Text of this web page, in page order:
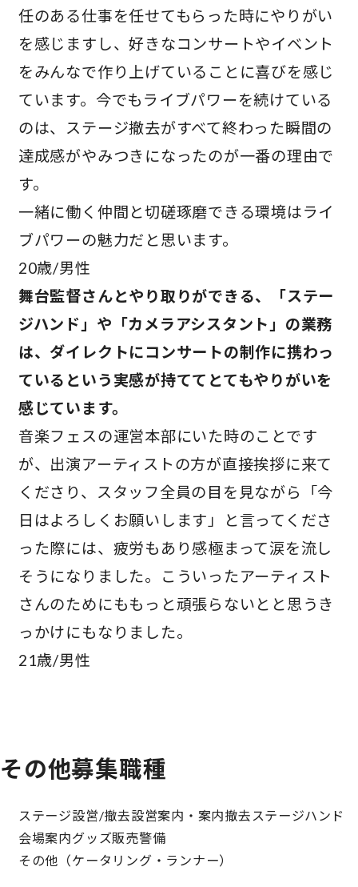
任のある仕事を任せてもらった時にやりがい
を感じますし、好きなコンサートやイベント
をみんなで作り上げていることに喜びを感じ
ています。今でもライブパワーを続けている
のは、ステージ撤去がすべて終わった瞬間の
達成感がやみつきになったのが一番の理由で
す。
一緒に働く仲間と切磋琢磨できる環境はライ
ブパワーの魅力だと思います。
20歳/男性
舞台監督さんとやり取りができる、「ステー
ジハンド」や「カメラアシスタント」の業務
は、ダイレクトにコンサートの制作に携わっ
ているという実感が持ててとてもやりがいを
感じています。
音楽フェスの運営本部にいた時のことです
が、出演アーティストの方が直接挨拶に来て
くださり、スタッフ全員の目を見ながら「今
日はよろしくお願いします」と言ってくださ
った際には、疲労もあり感極まって涙を流し
そうになりました。こういったアーティスト
さんのためにももっと頑張らないとと思うき
っかけにもなりました。​
21歳/男性
その他募集職種
ステージ設営/撤去設営案内・案内撤去 ステージハンド
会場案内グッズ販売警備
その他（ケータリング・ランナー）